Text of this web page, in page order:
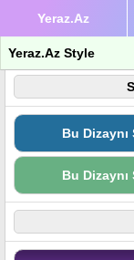
Yeraz.Az
Yeraz.Az Style
Bu Dizaynı
Bu Dizaynı